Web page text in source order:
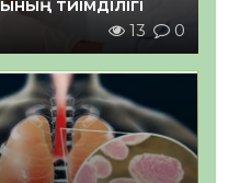
тиімділігі
13 0